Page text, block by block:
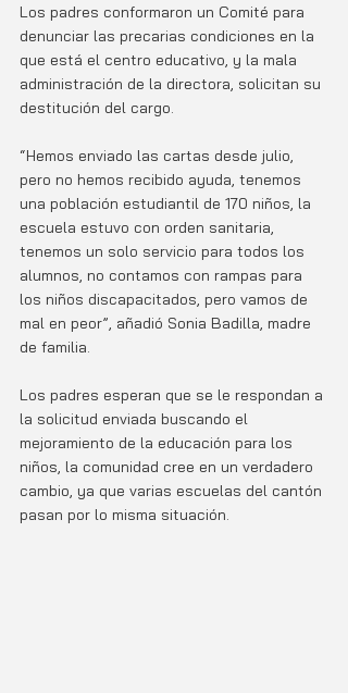
Los padres conformaron un Comité para
denunciar las precarias condiciones en la
que está el centro educativo, y la mala
administración de la directora, solicitan su
destitución del cargo.
“Hemos enviado las cartas desde julio,
pero no hemos recibido ayuda, tenemos
una población estudiantil de 170 niños, la
escuela estuvo con orden sanitaria,
tenemos un solo servicio para todos los
alumnos, no contamos con rampas para
los niños discapacitados, pero vamos de
mal en peor”, añadió Sonia Badilla, madre
de familia.
Los padres esperan que se le respondan a
la solicitud enviada buscando el
mejoramiento de la educación para los
niños, la comunidad cree en un verdadero
cambio, ya que varias escuelas del cantón
pasan por lo misma situación.